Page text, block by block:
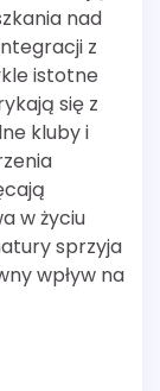
nad
z
istotne
się z
kluby i
w życiu
sprzyja
wpływ na